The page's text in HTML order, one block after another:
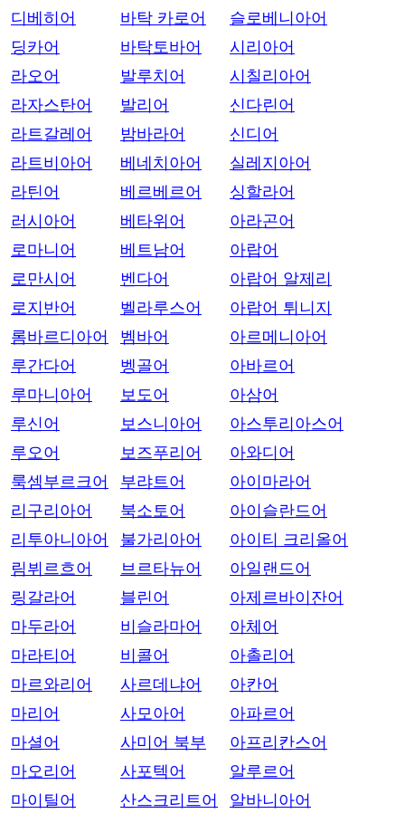
디베히어
딩카어
라오어
라자스탄어
라트갈레어
라트비아어
라틴어
러시아어
로마니어
로만시어
로지반어
롬바르디아어
루간다어
루마니아어
루신어
루오어
룩셈부르크어
리구리아어
리투아니아어
림뷔르흐어
링갈라어
마두라어
마라티어
마르와리어
마리어
마셜어
마오리어
마이틸어
바탁 카로어
바탁토바어
발루치어
발리어
밤바라어
베네치아어
베르베르어
베타위어
베트남어
벤다어
벨라루스어
벰바어
벵골어
보도어
보스니아어
보즈푸리어
부랴트어
북소토어
불가리아어
브르타뉴어
블린어
비슬라마어
비콜어
사르데냐어
사모아어
사미어 북부
사포텍어
산스크리트어
슬로베니아어
시리아어
시칠리아어
신다린어
신디어
실레지아어
싱할라어
아라곤어
아랍어
아랍어 알제리
아랍어 튀니지
아르메니아어
아바르어
아삼어
아스투리아스어
아와디어
아이마라어
아이슬란드어
아이티 크리올어
아일랜드어
아제르바이잔어
아체어
아촐리어
아칸어
아파르어
아프리칸스어
알루르어
알바니아어